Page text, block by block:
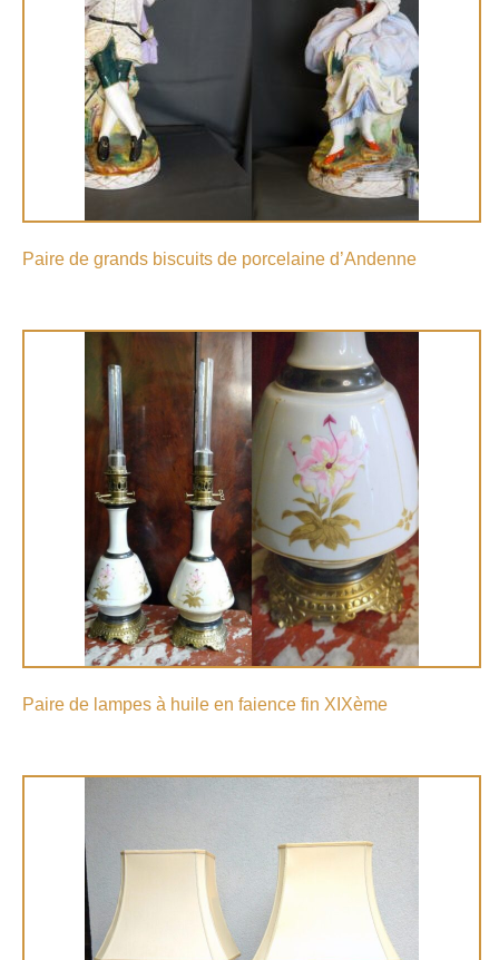
Paire de grands biscuits de porcelaine d’Andenne
Paire de lampes à huile en faience fin XIXème